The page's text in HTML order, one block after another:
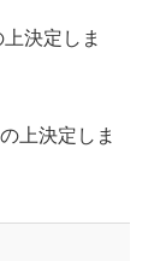
決定しま
上決定しま